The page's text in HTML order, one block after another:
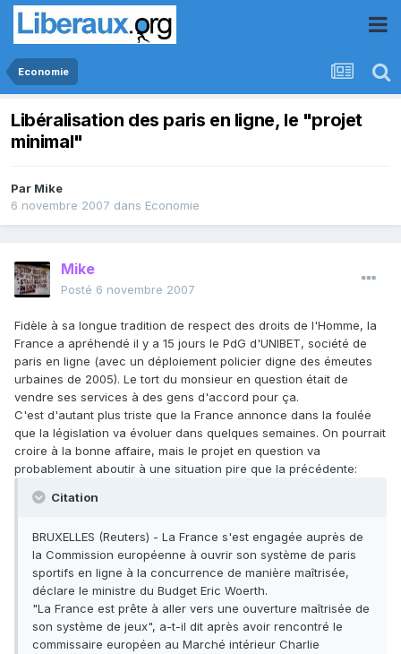
Economie
Libéralisation des paris en ligne, le "projet
minimal"
Par Mike
6 novembre 2007 dans Economie
Mike
Posté 6 novembre 2007
Fidèle à sa longue tradition de respect des droits de l'Homme, la
France a apréhendé il y a 15 jours le PdG d'UNIBET, société de
paris en ligne (avec un déploiement policier digne des émeutes
urbaines de 2005). Le tort du monsieur en question était de
vendre ses services à des gens d'accord pour ça.
C'est d'autant plus triste que la France annonce dans la foulée
que la législation va évoluer dans quelques semaines. On pourrait
croire à la bonne affaire, mais le projet en question va
probablement aboutir à une situation pire que la précédente:
Citation
BRUXELLES (Reuters) - La France s'est engagée auprès de
la Commission européenne à ouvrir son système de paris
sportifs en ligne à la concurrence de manière maîtrisée,
déclare le ministre du Budget Eric Woerth.
"La France est prête à aller vers une ouverture maîtrisée de
son système de jeux", a-t-il dit après avoir rencontré le
commissaire européen au Marché intérieur Charlie